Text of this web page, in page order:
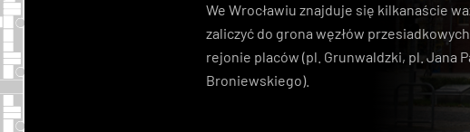
We Wrocławiu znajduje się kilkanaście
zaliczyć do grona węzłów
rejonie placów (pl. Grunwaldzki, pl. Jana
Broniewskiego).